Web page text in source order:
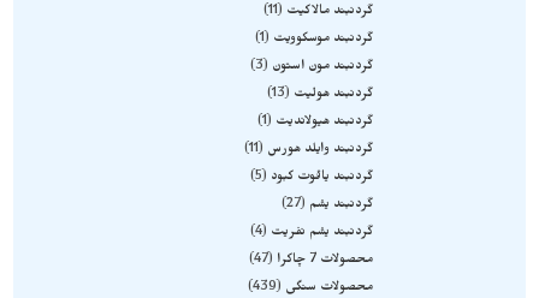
گردنبند مالاکیت
11
گردنبند موسکوویت
1
گردنبند مون استون
3
گردنبند هولیت
13
گردنبند هیولاندیت
1
گردنبند وایلد هورس
11
گردنبند یاقوت کبود
5
گردنبند یشم
27
گردنبند یشم نفریت
4
محصولات 7 چاکرا
47
محصولات سنگی
439